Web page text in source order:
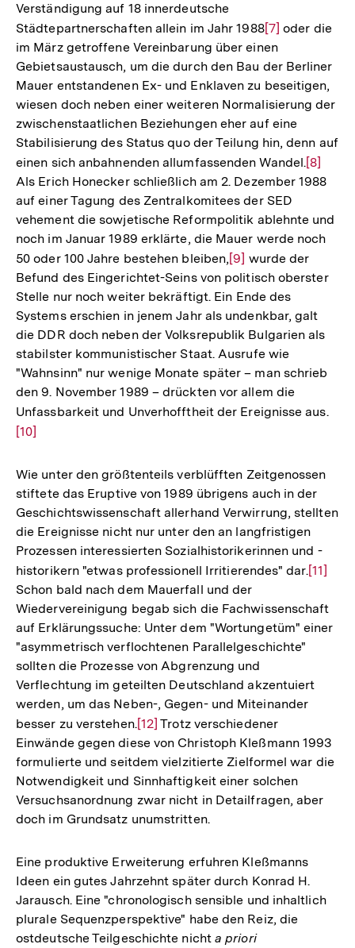
der
Verständigung auf 18 innerdeutsche
Städtepartnerschaften allein im Jahr 1988Zur
Auflösung
der
Fußnote
[7] oder die
im März getroffene Vereinbarung über einen
Gebietsaustausch, um die durch den Bau der Berliner
Mauer entstandenen Ex- und Enklaven zu beseitigen,
wiesen doch neben einer weiteren Normalisierung der
zwischenstaatlichen Beziehungen eher auf eine
Stabilisierung des Status quo der Teilung hin, denn auf
einen sich anbahnenden allumfassenden Wandel.Zur
Fußnote
[8]
Als Erich Honecker schließlich am 2. Dezember 1988
auf einer Tagung des Zentralkomitees der SED
vehement die sowjetische Reformpolitik ablehnte und
noch im Januar 1989 erklärte, die Mauer werde noch
50 oder 100 Jahre bestehen bleiben,Zur
Auflösung
der
Fußnote
[9] wurde der
Befund des Eingerichtet-Seins von politisch oberster
Stelle nur noch weiter bekräftigt. Ein Ende des
Systems erschien in jenem Jahr als undenkbar, galt
die DDR doch neben der Volksrepublik Bulgarien als
stabilster kommunistischer Staat. Ausrufe wie
"Wahnsinn" nur wenige Monate später – man schrieb
den 9. November 1989 – drückten vor allem die
Unfassbarkeit und Unverhofftheit der Ereignisse aus.
[10]
Wie unter den größtenteils verblüfften Zeitgenossen
stiftete das Eruptive von 1989 übrigens auch in der
Geschichtswissenschaft allerhand Verwirrung, stellten
die Ereignisse nicht nur unter den an langfristigen
Prozessen interessierten Sozialhistorikerinnen und -
historikern "etwas professionell Irritierendes" dar.Zur
der
[11]
Schon bald nach dem Mauerfall und der
Wiedervereinigung begab sich die Fachwissenschaft
auf Erklärungssuche: Unter dem "Wortungetüm" einer
"asymmetrisch verflochtenen Parallelgeschichte"
sollten die Prozesse von Abgrenzung und
Verflechtung im geteilten Deutschland akzentuiert
werden, um das Neben-, Gegen- und Miteinander
besser zu verstehen.Zur
Auflösung
der
Fußnote
[12] Trotz verschiedener
Einwände gegen diese von Christoph Kleßmann 1993
formulierte und seitdem vielzitierte Zielformel war die
Notwendigkeit und Sinnhaftigkeit einer solchen
Versuchsanordnung zwar nicht in Detailfragen, aber
doch im Grundsatz unumstritten.
Eine produktive Erweiterung erfuhren Kleßmanns
Ideen ein gutes Jahrzehnt später durch Konrad H.
Jarausch. Eine "chronologisch sensible und inhaltlich
plurale Sequenzperspektive" habe den Reiz, die
ostdeutsche Teilgeschichte nicht a priori